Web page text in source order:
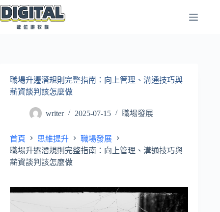
跳
至
職場升遷潛規則完整指南：向上管理、溝通技巧與
薪資談判該怎麼做
writer 2025-07-15 職場發展
首頁 思維提升
職場發展
職場升遷潛規則完整指南：向上管理、溝通技巧與
薪資談判該怎麼做